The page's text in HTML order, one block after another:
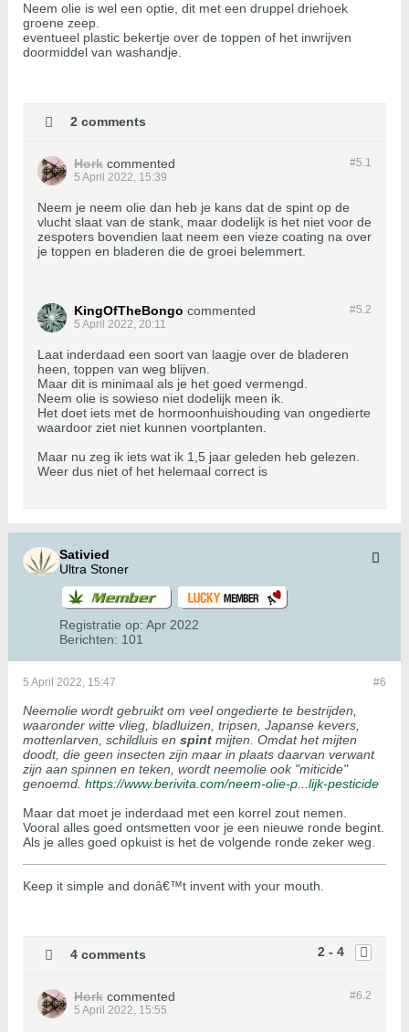
Neem olie is wel een optie, dit met een druppel driehoek
groene zeep.
eventueel plastic bekertje over de toppen of het inwrijven
doormiddel van washandje.
2 comments
#5.1
Hork commented
5 April 2022, 15:39
Neem je neem olie dan heb je kans dat de spint op de
vlucht slaat van de stank, maar dodelijk is het niet voor de
zespoters bovendien laat neem een vieze coating na over
je toppen en bladeren die de groei belemmert.
#5.2
KingOfTheBongo commented
5 April 2022, 20:11
Laat inderdaad een soort van laagje over de bladeren
heen, toppen van weg blijven.
Maar dit is minimaal als je het goed vermengd.
Neem olie is sowieso niet dodelijk meen ik.
Het doet iets met de hormoonhuishouding van ongedierte
waardoor ziet niet kunnen voortplanten.
Maar nu zeg ik iets wat ik 1,5 jaar geleden heb gelezen.
Weer dus niet of het helemaal correct is
Sativied
Ultra Stoner
Registratie op: Apr 2022
Berichten: 101
#6
5 April 2022, 15:47
Neemolie wordt gebruikt om veel ongedierte te bestrijden,
waaronder witte vlieg, bladluizen, tripsen, Japanse kevers,
mottenlarven, schildluis en spint mijten. Omdat het mijten
doodt, die geen insecten zijn maar in plaats daarvan verwant
zijn aan spinnen en teken, wordt neemolie ook "miticide"
genoemd. https://www.berivita.com/neem-olie-p...lijk-pesticide
Maar dat moet je inderdaad met een korrel zout nemen.
Vooral alles goed ontsmetten voor je een nieuwe ronde begint.
Als je alles goed opkuist is het de volgende ronde zeker weg.
Keep it simple and donâ€™t invent with your mouth.
2 - 4
4 comments
#6.2
Hork commented
5 April 2022, 15:55